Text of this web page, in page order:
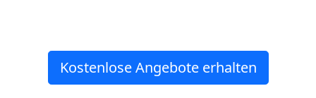
Kostenlose Angebote erhalten